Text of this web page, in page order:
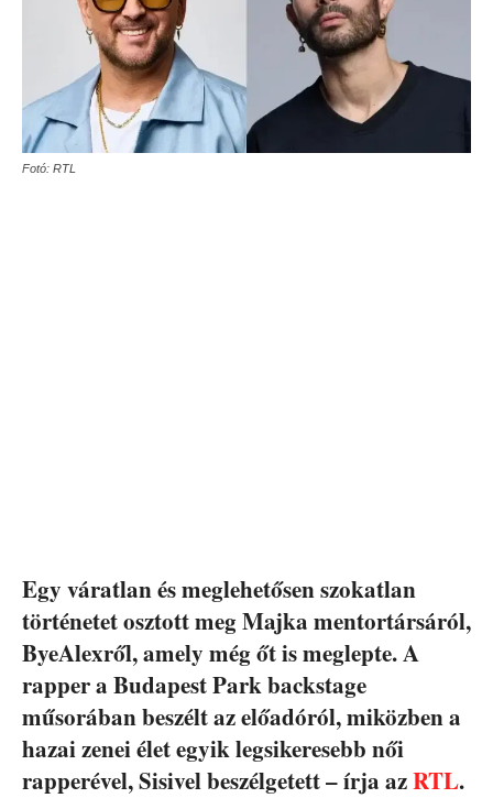
Fotó: RTL
Egy váratlan és meglehetősen szokatlan
történetet osztott meg Majka mentortársáról,
ByeAlexről, amely még őt is meglepte. A
rapper a Budapest Park backstage
műsorában beszélt az előadóról, miközben a
hazai zenei élet egyik legsikeresebb női
rapperével, Sisivel beszélgetett – írja azRTL.